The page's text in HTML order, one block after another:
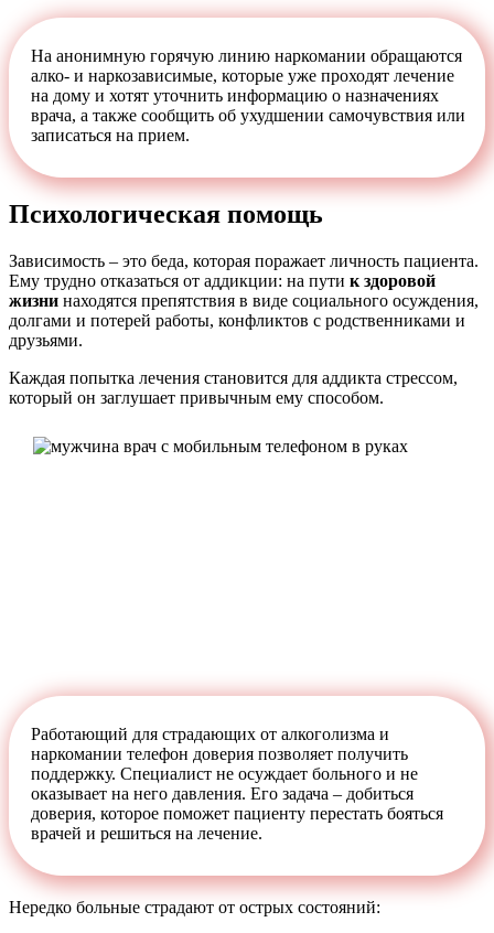
На анонимную горячую линию наркомании обращаются
алко- и наркозависимые, которые уже проходят лечение
на дому и хотят уточнить информацию о назначениях
врача, а также сообщить об ухудшении самочувствия или
записаться на прием.
Психологическая помощь
Зависимость – это беда, которая поражает личность пациента.
Ему трудно отказаться от аддикции: на пути к здоровой
жизни находятся препятствия в виде социального осуждения,
долгами и потерей работы, конфликтов с родственниками и
друзьями.
Каждая попытка лечения становится для аддикта стрессом,
который он заглушает привычным ему способом.
Работающий для страдающих от алкоголизма и
наркомании телефон доверия позволяет получить
поддержку. Специалист не осуждает больного и не
оказывает на него давления. Его задача – добиться
доверия, которое поможет пациенту перестать бояться
врачей и решиться на лечение.
Нередко больные страдают от острых состояний: